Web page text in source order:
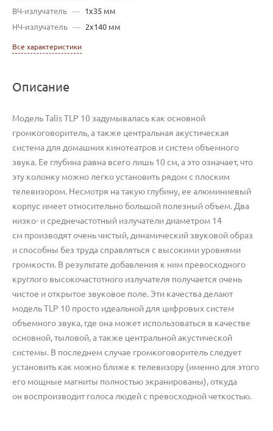
ВЧ-излучатель —
1х35 мм
НЧ-излучатель — 2х140 мм
Все характеристики
Описание
Модель Talis TLP 10 задумывалась как основной
громкоговоритель,а также центральная акустическая
система для домашних кинотеатров и систем объемного
звука. Ее глубина равна всего лишь 10 см,а это означает,что
эту колонку можно легко установить рядом с плоским
телевизором. Несмотря на такую глубину,ее алюминиевый
корпус имеет относительно большой полезный объем. Два
низко- и среднечастотный излучатели диаметром 14
см производят очень чистый, динамический звуковой образ
и способны без труда справляться с высокими уровнями
громкости. В результате добавления к ним превосходного
круглого высокочастотного излучателя получается очень
чистое и открытое звуковое поле. Эти качества делают
модель TLP 10 просто идеальной для цифровых систем
объемного звука, где она может использоваться в качестве
основной,тыловой,а также центральной акустической
системы. В последнем случае громкоговоритель следует
установить как можно ближе к телевизору (именно для этого
его мощные магниты полностью экранированы), откуда
он воспроизводит голоса людей с превосходной четкостью.